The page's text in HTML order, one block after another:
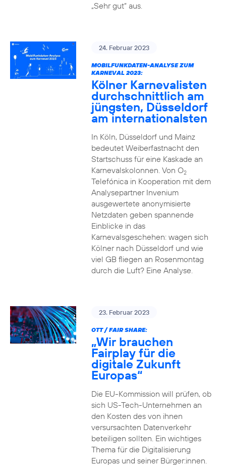
„Sehr gut“ aus.
24. Februar 2023
MOBILFUNKDATEN-ANALYSE ZUM
KARNEVAL 2023:
Kölner Karnevalisten
durchschnittlich am
jüngsten, Düsseldorf
am internationalsten
In Köln, Düsseldorf und Mainz
bedeutet Weiberfastnacht den
Startschuss für eine Kaskade an
Karnevalskolonnen. Von O2
Telefónica in Kooperation mit dem
Analysepartner Invenium
ausgewertete anonymisierte
Netzdaten geben spannende
Einblicke in das
Karnevalsgeschehen: wagen sich
Kölner nach Düsseldorf und wie
viel GB fliegen an Rosenmontag
durch die Luft? Eine Analyse.
23. Februar 2023
OTT / FAIR SHARE:
„Wir brauchen
Fairplay für die
digitale Zukunft
Europas“
Die EU-Kommission will prüfen, ob
sich US-Tech-Unternehmen an
den Kosten des von ihnen
versursachten Datenverkehr
beteiligen sollten. Ein wichtiges
Thema für die Digitalisierung
Europas und seiner Bürger:innen.